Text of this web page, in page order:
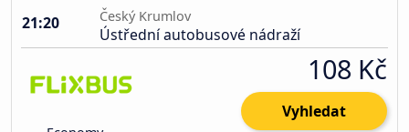
21:20
Český Krumlov
Ústřední autobusové nádraží
108 Kč
Vyhledat